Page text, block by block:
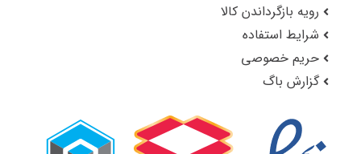
رویه بازگرداندن کالا
شرایط استفاده
حریم خصوصی
گزارش باگ